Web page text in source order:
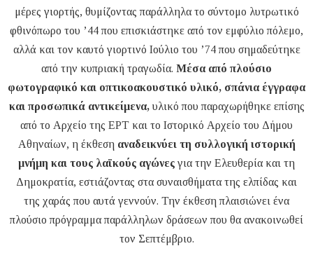
μέρες γιορτής, θυμίζοντας παράλληλα το σύντομο λυτρωτικό
φθινόπωρο του ’44 που επισκιάστηκε από τον εμφύλιο πόλεμο,
αλλά και τον καυτό γιορτινό Ιούλιο του ’74 που σημαδεύτηκε
από την κυπριακή τραγωδία. Μέσα από πλούσιο
φωτογραφικό και οπτικοακουστικό υλικό, σπάνια έγγραφα
και προσωπικά αντικείμενα,υλικό που παραχωρήθηκε επίσης
από το Αρχείο της ΕΡΤ και το Ιστορικό Αρχείο του Δήμου
Αθηναίων, η έκθεση αναδεικνύει τη συλλογική ιστορική
μνήμη και τους λαϊκούς αγώνες για την Ελευθερία και τη
Δημοκρατία, εστιάζοντας στα συναισθήματα της ελπίδας και
της χαράς που αυτά γεννούν. Την έκθεση πλαισιώνει ένα
πλούσιο πρόγραμμα παράλληλων δράσεων που θα ανακοινωθεί
τον Σεπτέμβριο.